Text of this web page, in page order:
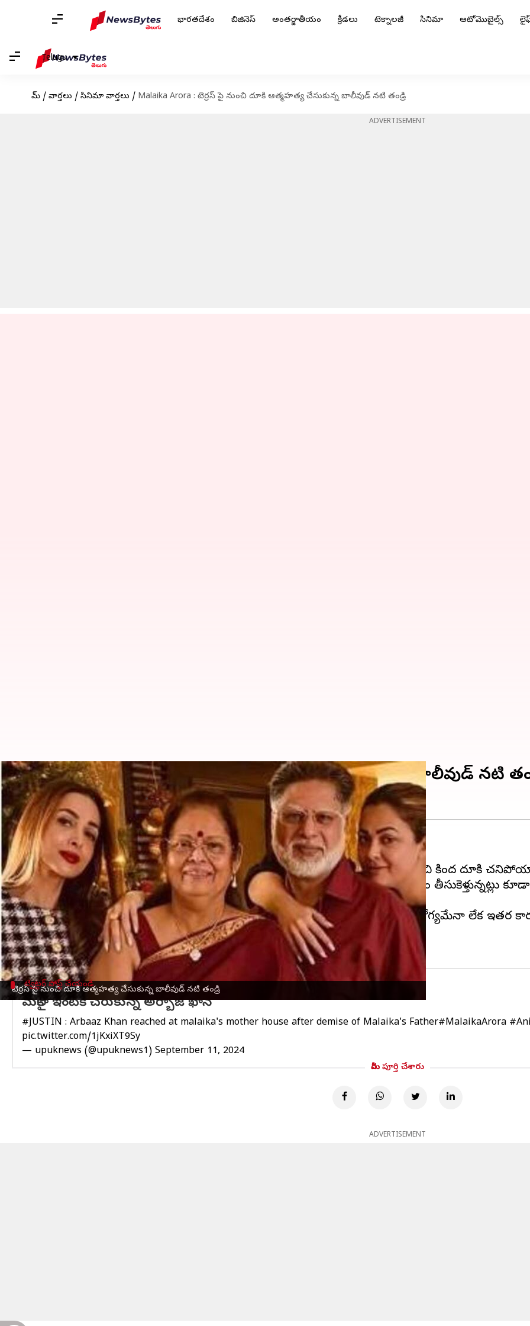
భారతదేశం బిజినెస్ అంతర్జాతీయం క్రీడలు టెక్నాలజీ సినిమా ఆటోమొబైల్స్
Telugu
హోమ్ / వార్తలు / సినిమా వార్తలు / Malaika Arora : టెర్రస్ పై నుంచి దూకి ఆత్మహత్య చేసుకున్న బాలీవుడ్ నటి తండ్రి
ADVERTISEMENT
టెర్రస్ పై నుంచి దూకి ఆత్మహత్య చేసుకున్న బాలీవుడ్ నటి తండ్రి
Malaika Arora : టెర్రస్ పై నుంచి దూకి ఆత్మహత్య చేసుకున్న బాలీవుడ్ నటి
వ్రాసిన వారు Sirish Praharaju Sep 11, 2024 12:38 pm
ఈ వార్తాకథనం ఏంటి
బాలీవుడ్నటి మలైకా అరోరా తండ్రి అనిల్ అరోరా ఆత్మహత్య చేసుకున్నారు.
ఈ రోజు ఉదయం,ముంబైసిటీ బాంద్రాలోని ఆయన నివాస బిల్డింగ్ టెర్రస్ పైకి వెళ్లి, అక్కడి నుంచి కింద దూకి
అనిల్ అరోరా కొంతకాలంగా అనారోగ్యంతో బాధపడుతున్నట్లు సమాచారం. ఆయన్ని చికిత్స కోసం తీసుకెళ్తున్నట్లు
అరోరా, ఇతర కుటుంబ సభ్యులు వెంటనే ఇంటికి చేరుకున్నారు.
పోలీసులు సంఘటన స్థలానికి చేరుకొని విచారణ చేస్తున్నారు. ఆత్మహత్యకు కారణాలు అనారోగ్యమేనా లేక
పరిశీలిస్తున్నారు.
ట్విట్టర్ పోస్ట్ చేయండి
మలైకా ఇంటికి చేరుకున్న అర్బాజ్ ఖాన్
#JUSTIN : Arbaaz Khan reached at malaika's mother house after demise of Malaika's Father#MalaikaArora
pic.twitter.com/1jKxiXT9Sy
— upuknews (@upuknews1) September 11, 2024
మీరు పూర్తి చేశారు
ADVERTISEMENT